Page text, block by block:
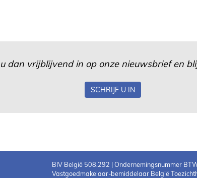
dan vrijblijvend in op onze nieuwsbrief en
SCHRIJF U IN
BIV België 508.292 | Ondernemingsnummer
Vastgoedmakelaar-bemiddelaar België